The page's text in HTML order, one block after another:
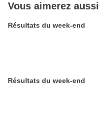
Vous aimerez aussi
Résultats du week-end
Résultats du week-end